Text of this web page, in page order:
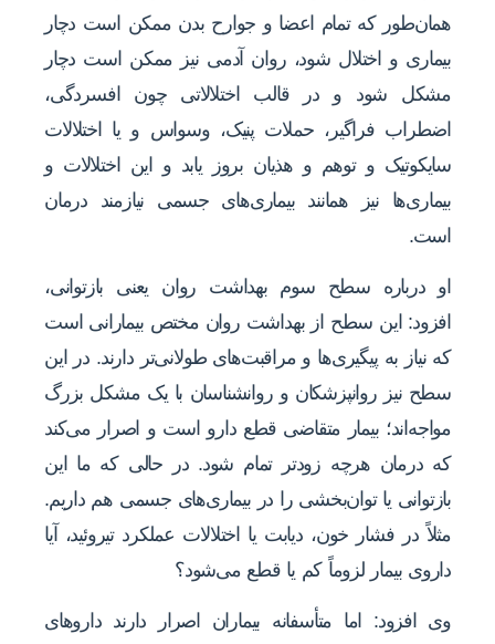
همان‌طور که تمام اعضا و جوارح بدن ممکن است دچار
بیماری و اختلال شود، روان آدمی نیز ممکن است دچار
مشکل شود و در قالب اختلالاتی چون افسردگی،
اضطراب فراگیر، حملات پنیک، وسواس و یا اختلالات
سایکوتیک و توهم و هذیان بروز یابد و این اختلالات و
بیماری‌ها نیز همانند بیماری‌های جسمی نیازمند درمان
است.
او درباره سطح سوم بهداشت روان یعنی بازتوانی،
افزود: این سطح از بهداشت روان مختص بیمارانی است
که نیاز به پیگیری‌ها و مراقبت‌های طولانی‌تر دارند. در این
سطح نیز روانپزشکان و روانشناسان با یک مشکل بزرگ
مواجه‌اند؛ بیمار متقاضی قطع دارو است و اصرار می‌کند
که درمان هرچه زودتر تمام شود. در حالی که ما این
بازتوانی یا توان‌بخشی را در بیماری‌های جسمی هم داریم.
مثلاً در فشار خون، دیابت یا اختلالات عملکرد تیروئید، آیا
داروی بیمار لزوماً کم یا قطع می‌شود؟
وی افزود: اما متأسفانه بیماران اصرار دارند داروهای